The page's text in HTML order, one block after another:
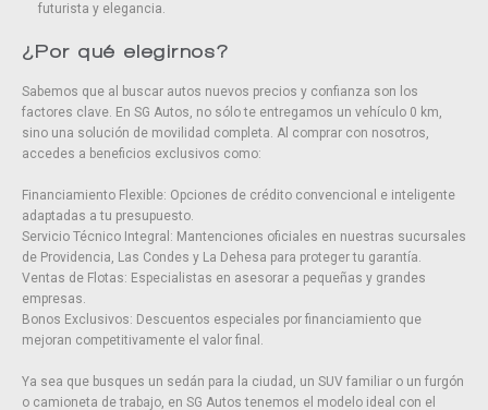
futurista y elegancia.
¿Por qué elegirnos?
Sabemos que al buscar autos nuevos precios y confianza son los
factores clave. En SG Autos, no sólo te entregamos un vehículo 0 km,
sino una solución de movilidad completa. Al comprar con nosotros,
accedes a beneficios exclusivos como:
Financiamiento Flexible: Opciones de crédito convencional e inteligente
adaptadas a tu presupuesto.
Servicio Técnico Integral: Mantenciones oficiales en nuestras sucursales
de Providencia, Las Condes y La Dehesa para proteger tu garantía.
Ventas de Flotas: Especialistas en asesorar a pequeñas y grandes
empresas.
Bonos Exclusivos: Descuentos especiales por financiamiento que
mejoran competitivamente el valor final.
Ya sea que busques un sedán para la ciudad, un SUV familiar o un furgón
o camioneta de trabajo, en SG Autos tenemos el modelo ideal con el